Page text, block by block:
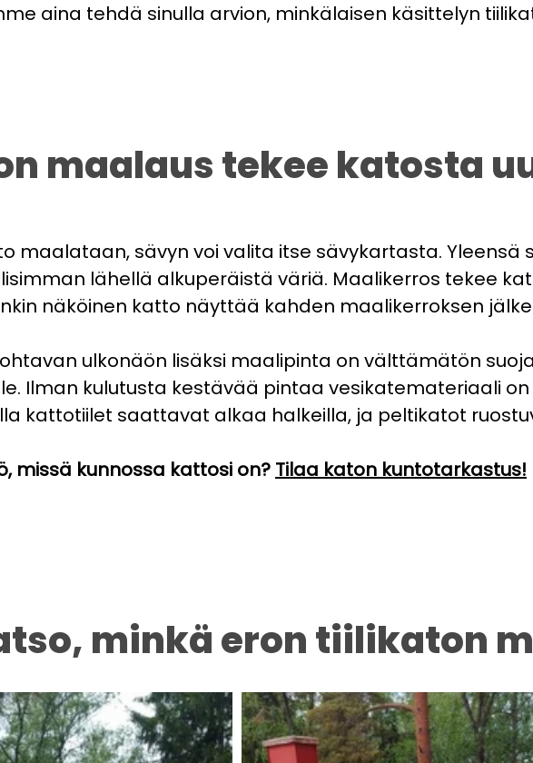
aina tehdä sinulla arvion, minkälaisen käsittelyn
maalaus tekee katosta
maalataan, sävyn voi valita itse sävykartasta. Yleensä
lähellä alkuperäistä väriä. Maalikerros tekee
näköinen katto näyttää kahden maalikerroksen
ulkonäön lisäksi maalipinta on välttämätön
Ilman kulutusta kestävää pintaa vesikatemateriaali
kattotiilet saattavat alkaa halkeilla, ja peltikatot
missä kunnossa kattosi on? Tilaa katon kuntotarkastus!
minkä eron tiilikaton